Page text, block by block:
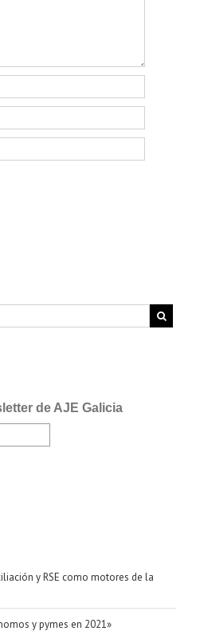
de AJE Galicia
y RSE como motores de la
y pymes en 2021»